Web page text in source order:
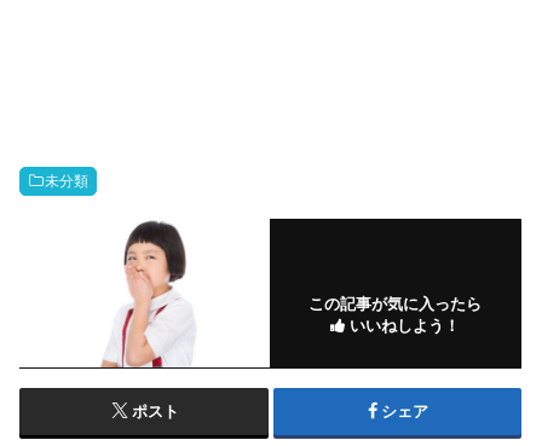
未分類
この記事が気に入ったら
いいねしよう！
ポスト シェア